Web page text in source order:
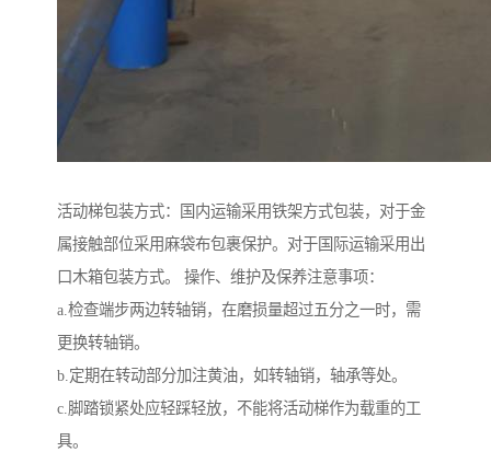
活动梯包装方式：国内运输采用铁架方式包装，对于金
属接触部位采用麻袋布包裹保护。对于国际运输采用出
口木箱包装方式。 操作、维护及保养注意事项：
a.检查端步两边转轴销，在磨损量超过五分之一时，需
更换转轴销。
b.定期在转动部分加注黄油，如转轴销，轴承等处。
c.脚踏锁紧处应轻踩轻放，不能将活动梯作为载重的工
具。